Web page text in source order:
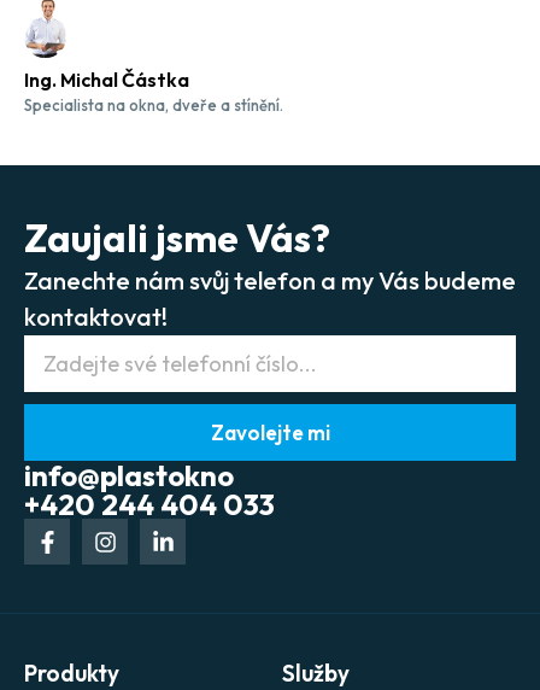
Ing. Michal Částka
Specialista na okna, dveře a stínění.
Zaujali jsme Vás?
Zanechte nám svůj telefon a my Vás budeme
kontaktovat!
Zavolejte mi
info@plastokno
+420 244 404 033
Produkty Služby